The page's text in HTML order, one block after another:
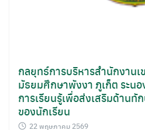
กลยุทธ์การบริหารสำนักงาน
มัธยมศึกษาพังงา ภูเก็ต ระน
การเรียนรู้เพื่อส่งเสริมด้านทั
ของนักเรียน
22 พฤษภาคม 2569